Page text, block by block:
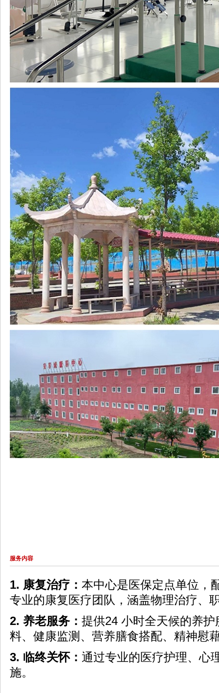
服务内容
1. 康复治疗： 本中心是医保定点单位，
专业的康复医疗团队，涵盖物理治疗、
2. 养老服务： 提供24 小时全天候的养
料、 健康监测、营养膳食搭配、精神慰
3. 临终关怀： 通过专业的医疗护理、心
施。